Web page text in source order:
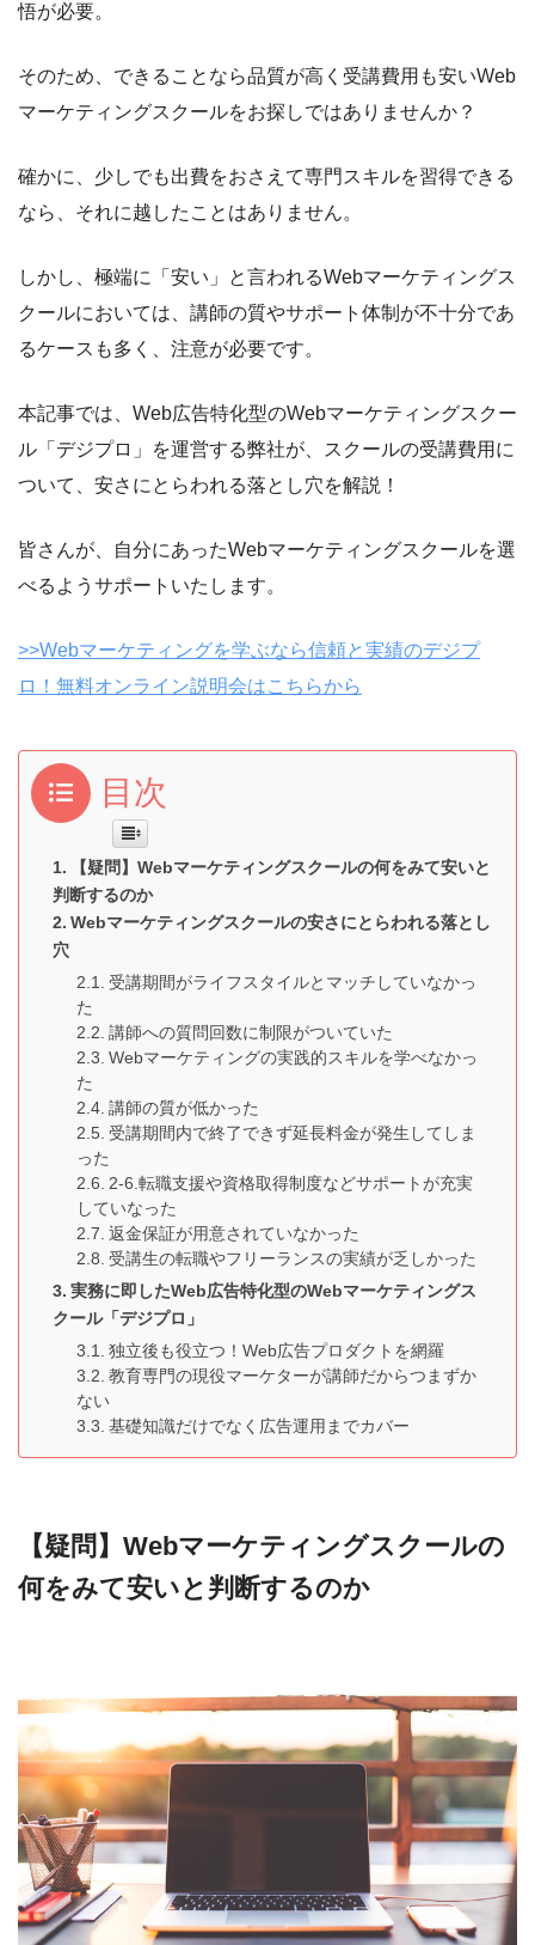
悟が必要。
そのため、できることなら品質が高く受講費用も安いWeb
マーケティングスクールをお探しではありませんか？
確かに、少しでも出費をおさえて専門スキルを習得できる
なら、それに越したことはありません。
しかし、極端に「安い」と言われるWebマーケティングス
クールにおいては、講師の質やサポート体制が不十分であ
るケースも多く、注意が必要です。
本記事では、Web広告特化型のWebマーケティングスクー
ル「デジプロ」を運営する弊社が、スクールの受講費用に
ついて、安さにとらわれる落とし穴を解説！
皆さんが、自分にあったWebマーケティングスクールを選
べるようサポートいたします。
>>Webマーケティングを学ぶなら信頼と実績のデジプ
ロ！無料オンライン説明会はこちらから
目次
【疑問】Webマーケティングスクールの何をみて安いと
判断するのか
Webマーケティングスクールの安さにとらわれる落とし
穴
受講期間がライフスタイルとマッチしていなかっ
た
講師への質問回数に制限がついていた
Webマーケティングの実践的スキルを学べなかっ
た
講師の質が低かった
受講期間内で終了できず延長料金が発生してしま
った
2-6.転職支援や資格取得制度などサポートが充実
していなった
返金保証が用意されていなかった
受講生の転職やフリーランスの実績が乏しかった
実務に即したWeb広告特化型のWebマーケティングス
クール「デジプロ」
独立後も役立つ！Web広告プロダクトを網羅
教育専門の現役マーケターが講師だからつまずか
ない
基礎知識だけでなく広告運用までカバー
【疑問】Webマーケティングスクールの
何をみて安いと判断するのか